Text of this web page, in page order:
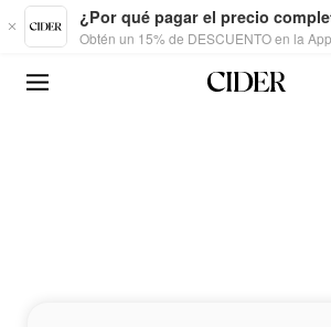
Skip to main content
¿Por qué pagar el precio
Obtén un 15% de DESCUENTO en la